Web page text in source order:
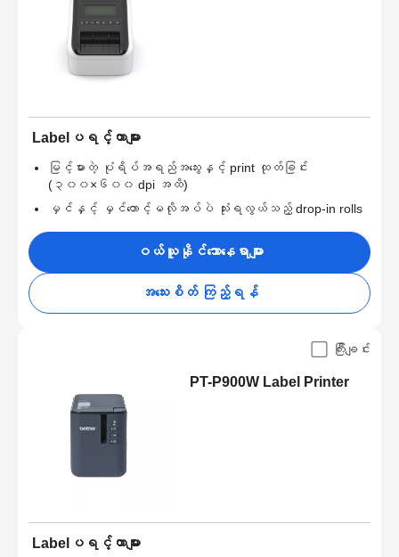
Labelပရင့်တာများ
မြင့်မားတဲ့ ပုံရိပ်အရည်အသွေးနှင့် print ထုတ်ခြင်း
(၃၀၀×၆၀၀ dpi အထိ)
မှင်နှင့် မှင်တောင့်မလိုအပ်ပဲ သုံးရလွယ်သည့် drop-in rolls
ဝယ်ယူနိုင်သောနေရာများ
အသေးစိတ် ကြည့်ရန်
ကြီးချင်း
PT-P900W Label Printer
Labelပရင့်တာများ